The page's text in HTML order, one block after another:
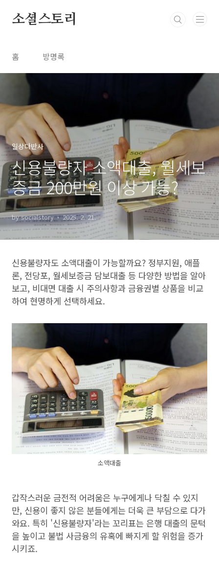
소셜스토리
홈 방명록
일상다반사
신용불량자 소액대출, 월세보
증금 200만원 이상 가능?
by socialstory 2025. 2. 21.
신용불량자도 소액대출이 가능할까요? 정부지원, 애플
론, 전당포, 월세보증금 담보대출 등 다양한 방법을 알아
보고, 비대면 대출 시 주의사항과 금융권별 상품을 비교
하여 현명하게 선택하세요.
소액대출
갑작스러운 금전적 어려움은 누구에게나 닥칠 수 있지
만, 신용이 좋지 않은 분들에게는 더욱 큰 부담으로 다가
와요. 특히 '신용불량자'라는 꼬리표는 은행 대출의 문턱
을 높이고 불법 사금융의 유혹에 빠지게 할 위험을 증가
시키죠.